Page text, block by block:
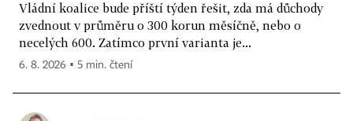
Vládní koalice bude příští týden řešit, zda má důchody
zvednout v průměru o 300 korun měsíčně, nebo o
necelých 600. Zatímco první varianta je...
6. 8. 2026 ▪ 5 min. čtení